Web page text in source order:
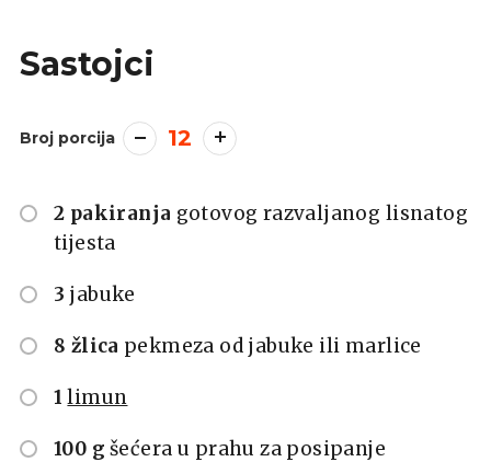
Sastojci
Broj porcija 12
2 pakiranja gotovog razvaljanog lisnatog
tijesta
3 jabuke
8 žlica pekmeza od jabuke ili marlice
1 limun
100 g šećera u prahu za posipanje